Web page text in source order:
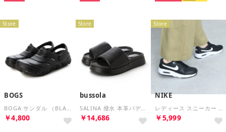
Store
BOGS
￥4,800
Store
bussola
￥14,686
Store
NIKE
￥5,999